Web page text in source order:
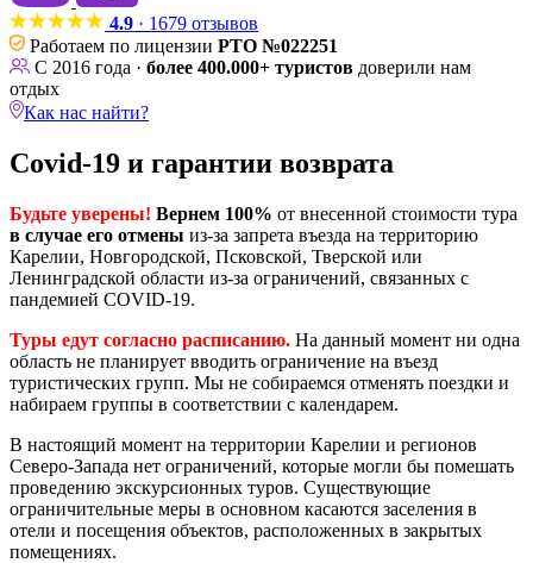
4.9 · 1679 отзывов
Работаем по лицензии РТО №022251
С 2016 года · более 400.000+ туристов доверили нам
отдых
Как нас найти?
Covid-19 и гарантии возврата
Будьте уверены! Вернем 100% от внесенной стоимости тура
в случае его отмены из-за запрета въезда на территорию
Карелии, Новгородской, Псковской, Тверской или
Ленинградской области из-за ограничений, связанных с
пандемией COVID-19.
Туры едут согласно расписанию. На данный момент ни одна
область не планирует вводить ограничение на въезд
туристических групп. Мы не собираемся отменять поездки и
набираем группы в соответствии с календарем.
В настоящий момент на территории Карелии и регионов
Северо-Запада нет ограничений, которые могли бы помешать
проведению экскурсионных туров. Существующие
ограничительные меры в основном касаются заселения в
отели и посещения объектов, расположенных в закрытых
помещениях.